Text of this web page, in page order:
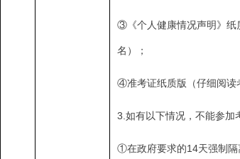
③《个人健康情况声明》纸
名）；
④准考证纸质版（仔细阅读
3.如有以下情况，不能参加
①在政府要求的14天强制隔